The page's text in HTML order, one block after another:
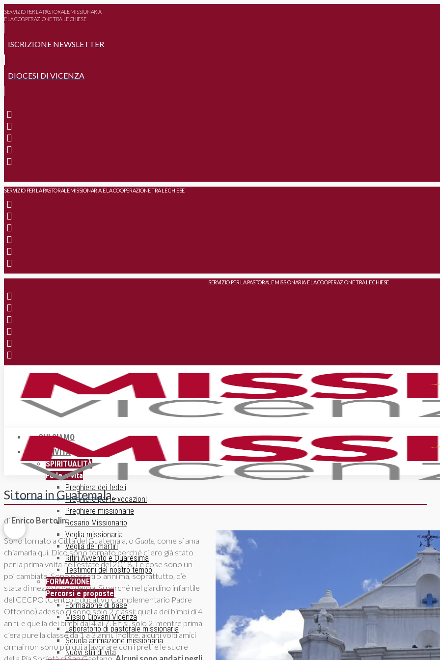
SERVIZIO PER LA PASTORALE MISSIONARIA
E LA COOPERAZIONE TRA LE CHIESE
ISCRIZIONE NEWSLETTER
DIOCESI DI VICENZA
SERVIZIO PER LA PASTORALE MISSIONARIA E LA COOPERAZIONE TRA LE CHIESE
SERVIZIO PER LA PASTORALE MISSIONARIA E LA COOPERAZIONE TRA LE CHIESE
CHI SIAMO
ATTIVITÀ
SPIRITUALITÀ
Fede e vita
Preghiera dei fedeli
Preghiere per le vocazioni
Preghiere missionarie
Rosario Missionario
Veglia missionaria
Veglia dei martiri
Ritiri Avvento e Quaresima
Testimoni del nostro tempo
FORMAZIONE
Percorsi e proposte
Formazione di base
Missio Giovani Vicenza
Laboratorio di pastorale missionaria
Scuola animazione missionaria
Nuovi stili di vita
ISCRIZIONE NEWSLETTER
Si torna in Guatemala…
di Enrico Bertolin.
Sono tornato a Città del Guatemala, o Guate, come si ama
chiamarla qui. Dico sono tornato perché ci ero già stato
per la prima volta nell’estate del 2018. Le cose sono un
po’ cambiate. Sono passati 5 anni ma, soprattutto, c’è
stata di mezzo la pendemia. Sì perché nel giardino infantile
del CECPO (Centro Educativo Complementario Padre
Ottorino) adesso ci sono solo 2 classi: quella dei bimbi di 4
anni, e quella dei bimbi dai 4 ai 7. Eh sì, solo 2, mentre prima
c’era pure la classe da 1 a 3 anni. Inoltre, alcuni volti amici
ormai non sono più qui a lavorare con i preti e le suore